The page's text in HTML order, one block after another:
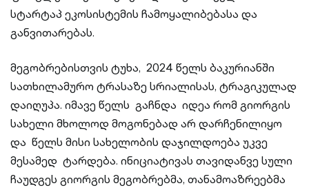
სტარტაპ ეკოსისტემის ჩამოყალიბებასა და
განვითარებას.
მეგობრებისთვის ტუხა, 2024 წელს ბაკურიანში
სათხილამურო ტრასაზე სრიალისას, ტრაგიკულად
დაიღუპა. იმავე წელს გაჩნდა იდეა რომ გიორგის
სახელი მხოლოდ მოგონებად არ დარჩენილიყო
და წელს მისი სახელობის დაჯილდოება უკვე
მესამედ ტარდება. ინიციატივას თავიდანვე სული
ჩაუდგეს გიორგის მეგობრებმა, თანამოაზრეებმა